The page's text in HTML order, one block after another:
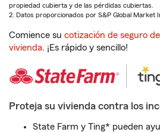
propiedad cubierta y de las pérdidas cubiertas.
2. Datos proporcionados por S&P Global Market
Comience su cotización de seguro
vivienda. ¡Es rápido y sencillo!
Proteja su vivienda contra los
State Farm y Ting* pueden